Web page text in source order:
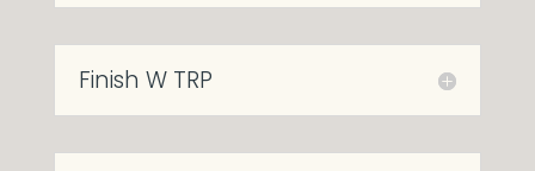
Finish W TRP